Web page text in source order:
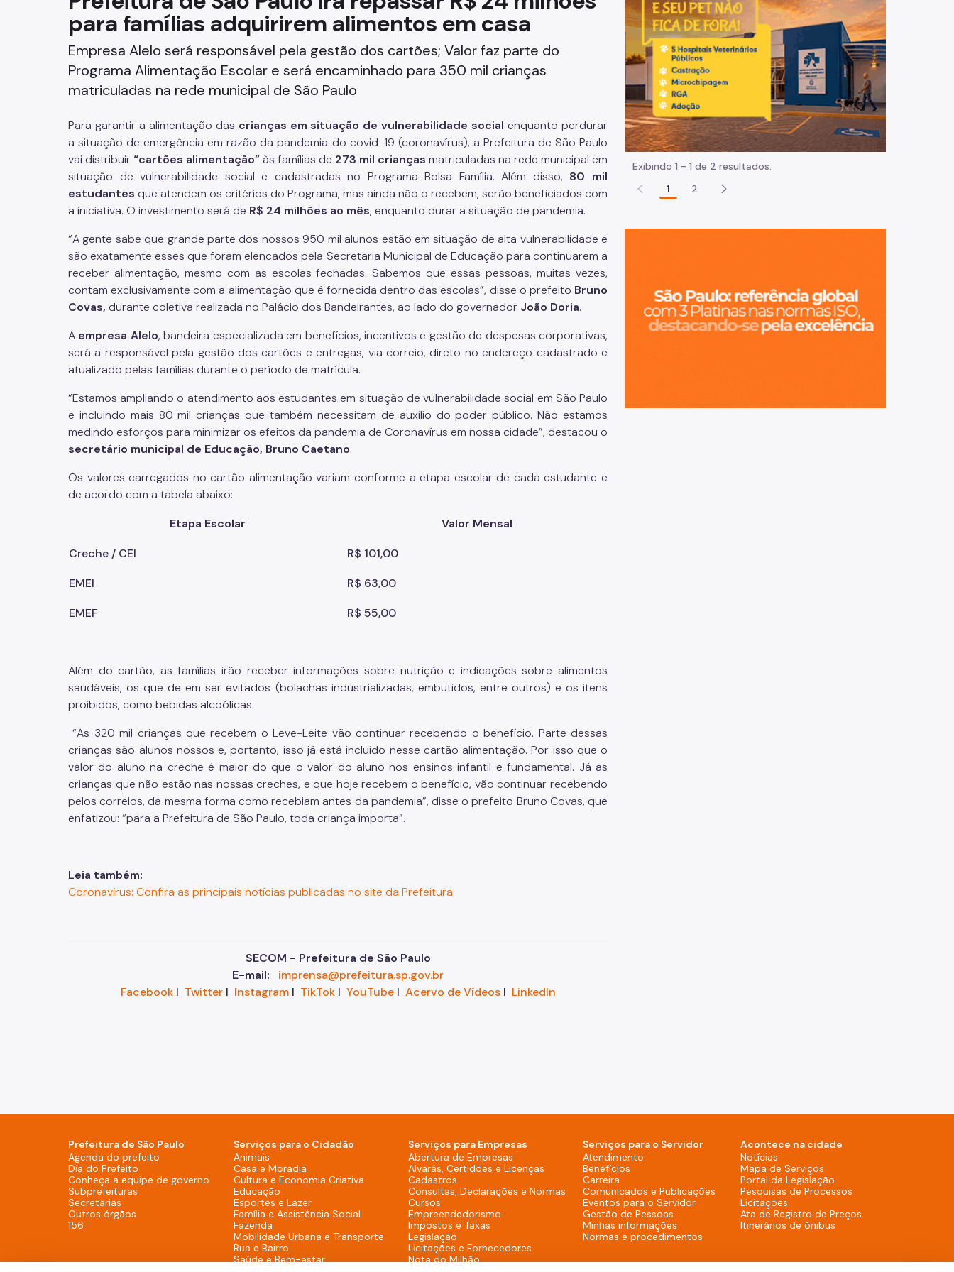
Fazenda
Funerários e Cemiteriais
Mobilidade Urbana e Transporte
Rua e Bairro
Saúde e Bem-estar
Segurança
Impostos e Taxas
Legislação
Nota do Milhão
Oportunidades
Programas e Benefícios
Normas e procedimentos
para famílias adquirirem alimentos em casa
Empresa Alelo será responsável pela gestão dos cartões; Valor faz parte do
Programa Alimentação Escolar e será encaminhado para 350 mil crianças
matriculadas na rede municipal de São Paulo
Para garantir a alimentação das crianças em situação de vulnerabilidade social enquanto perdurar
a situação de emergência em razão da pandemia do covid-19 (coronavírus), a Prefeitura de São Paulo
vai distribuir “cartões alimentação”às famílias de 273 mil crianças matriculadas na rede municipal em
situação de vulnerabilidade social e cadastradas no Programa Bolsa Família. Além disso, 80 mil
estudantes que atendem os critérios do Programa, mas ainda não o recebem, serão beneficiados com
a iniciativa. O investimento será de R$ 24 milhões ao mês, enquanto durar a situação de pandemia.
“A gente sabe que grande parte dos nossos 950 mil alunos estão em situação de alta vulnerabilidade e
são exatamente esses que foram elencados pela Secretaria Municipal de Educação para continuarem a
receber alimentação, mesmo com as escolas fechadas. Sabemos que essas pessoas, muitas vezes,
contam exclusivamente com a alimentação que é fornecida dentro das escolas”, disse o prefeito Bruno
Covas, durante coletiva realizada no Palácio dos Bandeirantes, ao lado do governador João Doria.
A empresa Alelo, bandeira especializada em benefícios, incentivos e gestão de despesas corporativas,
será a responsável pela gestão dos cartões e entregas, via correio, direto no endereço cadastrado e
atualizado pelas famílias durante o período de matrícula.
“Estamos ampliando o atendimento aos estudantes em situação de vulnerabilidade social em São Paulo
e incluindo mais 80 mil crianças que também necessitam de auxílio do poder público. Não estamos
medindo esforços para minimizar os efeitos da pandemia de Coronavírus em nossa cidade”, destacou o
secretário municipal de Educação, Bruno Caetano.
Os valores carregados no cartão alimentação variam conforme a etapa escolar de cada estudante e
de acordo com a tabela abaixo:
Etapa Escolar
Valor Mensal
Creche / CEI
R$ 101,00
EMEI
R$ 63,00
EMEF
R$ 55,00
Além do cartão, as famílias irão receber informações sobre nutrição e indicações sobre alimentos
saudáveis, os que de em ser evitados (bolachas industrializadas, embutidos, entre outros) e os itens
proibidos, como bebidas alcoólicas.
“As 320 mil crianças que recebem o Leve-Leite vão continuar recebendo o benefício. Parte dessas
crianças são alunos nossos e, portanto, isso já está incluído nesse cartão alimentação. Por isso que o
valor do aluno na creche é maior do que o valor do aluno nos ensinos infantil e fundamental. Já as
crianças que não estão nas nossas creches, e que hoje recebem o benefício, vão continuar recebendo
pelos correios, da mesma forma como recebiam antes da pandemia”, disse o prefeito Bruno Covas, que
enfatizou: “para a Prefeitura de São Paulo, toda criança importa”.
Leia também:
Coronavírus: Confira as principais notícias publicadas no site da Prefeitura
SECOM - Prefeitura de São Paulo
E-mail:
imprensa@prefeitura.sp.gov.br
FacebookI TwitterI InstagramI TikTokI YouTubeI Acervo de VídeosI LinkedIn
Exibindo 1 - 1 de 2 resultados.
1
2
Prefeitura de São Paulo
Agenda do prefeito Agenda do prefeito (Rodapé - Desktop)
Dia do Prefeito Dia do Prefeito (Rodapé - Desktop)
Conheça a equipe de governo Conheça a equipe de governo (Rodapé - Desktop)
Subprefeituras Subprefeituras (Rodapé - Desktop)
Secretarias Secretarias (Rodapé - Desktop)
Outros órgãos Outros órgãos (Rodapé - Desktop)
156
Serviços para o Cidadão
Animais
Casa e Moradia
Cultura e Economia Criativa
Educação
Esportes e Lazer
Família e Assistência Social
Fazenda
Mobilidade Urbana e Transporte
Rua e Bairro
Saúde e Bem-estar
Serviços para Empresas
Abertura de Empresas
Alvarás, Certidões e Licenças
Cadastros
Consultas, Declarações e Normas
Cursos
Empreendedorismo
Impostos e Taxas
Legislação
Licitações e Fornecedores
Nota do Milhão
Serviços para o Servidor
Atendimento
Benefícios
Carreira
Comunicados e Publicações
Eventos para o Servidor
Gestão de Pessoas
Minhas informações
Normas e procedimentos
Acontece na cidade
NotíciasNotícias (Rodapé - Desktop)
Mapa de ServiçosMapa de Serviços
Portal da LegislaçãoPortal da Legislação
Pesquisas de ProcessosPesquisas de
LicitaçõesLicitações (Rodapé - Desktop)
Ata de Registro de PreçosAta de Registro de
Itinerários de ônibusItinerários de ônibus